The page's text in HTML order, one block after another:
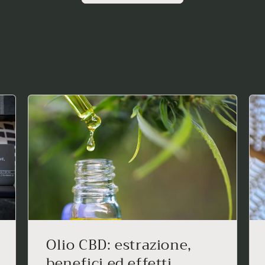
Olio CBD: estrazione,